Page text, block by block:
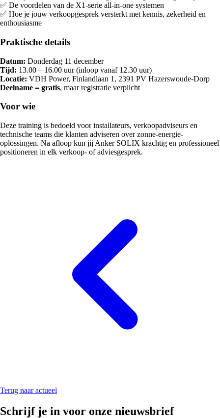
✅ De voordelen van de X1-serie all-in-one systemen
✅ Hoe je jouw verkoopgesprek versterkt met kennis, zekerheid en
enthousiasme
Praktische details
Datum: Donderdag 11 december
Tijd: 13.00 – 16.00 uur (inloop vanaf 12.30 uur)
Locatie: VDH Power, Finlandlaan 1, 2391 PV Hazerswoude-Dorp
Deelname = gratis, maar registratie verplicht
Voor wie
Deze training is bedoeld voor installateurs, verkoopadviseurs en
technische teams die klanten adviseren over zonne-energie-
oplossingen. Na afloop kun jij Anker SOLIX krachtig en professioneel
positioneren in elk verkoop- of adviesgesprek.
Terug naar actueel
Schrijf je in voor onze nieuwsbrief